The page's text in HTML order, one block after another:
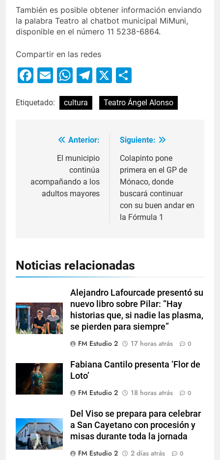
También es posible obtener información enviando
la palabra Teatro al chatbot municipal MiMuni,
disponible en el número 11 5238-6864.
Compartir en las redes
Facebook
EmailWhatsApp
Telegram
X
Etiquetado: cultura Teatro Ángel Alonso
Anterior:
El municipio
continúa
acompañando a los
adultos mayores
Siguiente:
Colapinto pone
primera en el GP de
Mónaco, donde
buscará continuar
con su buen andar en
la Fórmula 1
Noticias relacionadas
Alejandro Lafourcade presentó su
nuevo libro sobre Pilar: “Hay
historias que, si nadie las plasma,
se pierden para siempre”
FM Estudio 2
17 horas atrás 0
Fabiana Cantilo presenta ‘Flor de
Loto’
FM Estudio 2
18 horas atrás 0
Del Viso se prepara para celebrar
a San Cayetano con procesión y
misas durante toda la jornada
FM Estudio 2
2 días atrás 0